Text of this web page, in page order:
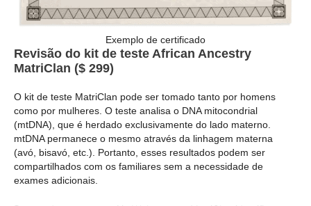
Exemplo de certificado
Revisão do kit de teste African Ancestry
MatriClan ($ 299)
O kit de teste MatriClan pode ser tomado tanto por homens
como por mulheres. O teste analisa o DNA mitocondrial
(mtDNA), que é herdado exclusivamente do lado materno.
mtDNA permanece o mesmo através da linhagem materna
(avó, bisavó, etc.). Portanto, esses resultados podem ser
compartilhados com os familiares sem a necessidade de
exames adicionais.